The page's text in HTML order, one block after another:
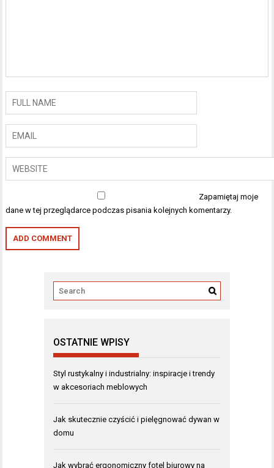
Zapamiętaj moje
dane w tej przeglądarce podczas pisania kolejnych komentarzy.
OSTATNIE WPISY
Styl rustykalny i industrialny: inspiracje i trendy
w akcesoriach meblowych
Jak skutecznie czyścić i pielęgnować dywan w
domu
Jak wybrać ergonomiczny fotel biurowy na